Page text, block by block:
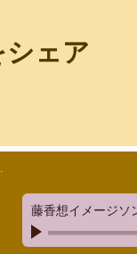
ェア
藤香想イメージソ